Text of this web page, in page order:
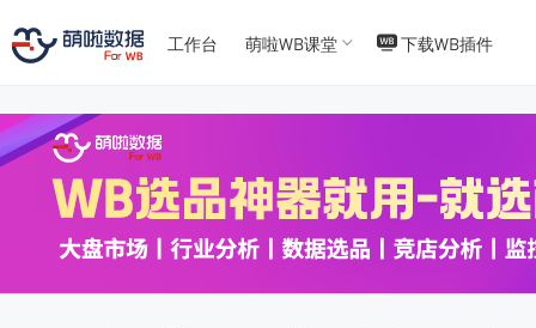
45
工作台 萌啦WB课堂 下载WB插件